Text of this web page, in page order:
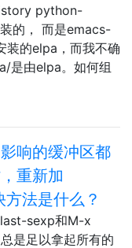
python-
的， 而是emacs-
的elpa，而我不确
是由elpa。如何组
响的缓冲区都
重新加
法是什么？
sexp和M-x
是足以拿起所有的